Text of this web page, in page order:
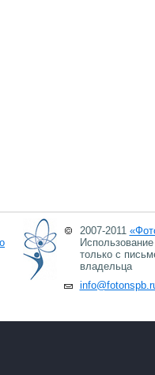
2007-2011
только с
владельца